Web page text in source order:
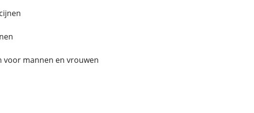
voor mannen en vrouwen